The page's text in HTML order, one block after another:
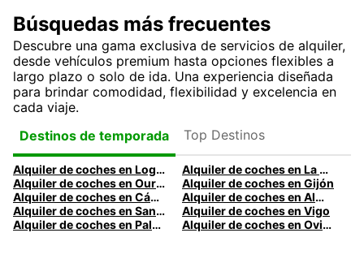
Búsquedas más frecuentes
Descubre una gama exclusiva de servicios de alquiler,
desde vehículos premium hasta opciones flexibles a
largo plazo o solo de ida. Una experiencia diseñada
para brindar comodidad, flexibilidad y excelencia en
cada viaje.
Destinos de temporada
Top Destinos
Alquiler de coches en Logroño
Alquiler de coches en La Coruña
Alquiler de coches en Ourense
Alquiler de coches en Gijón
Alquiler de coches en Cádiz
Alquiler de coches en Almería
Alquiler de coches en Santander
Alquiler de coches en Vigo
Alquiler de coches en Palma
Alquiler de coches en Oviedo